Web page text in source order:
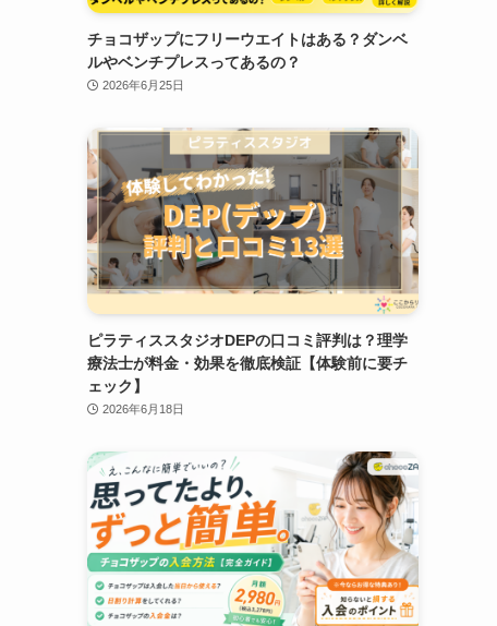
チョコザップにフリーウエイトはある？ダンベ
ルやベンチプレスってあるの？
2026年6月25日
ピラティススタジオDEPの口コミ評判は？理学
療法士が料金・効果を徹底検証【体験前に要チ
ェック】
2026年6月18日